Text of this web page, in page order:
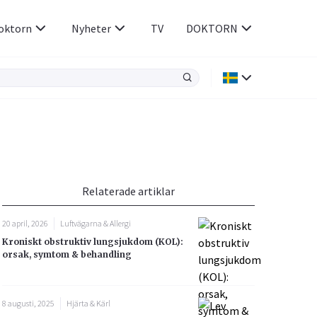
Rökavvänjning
Rörelseapparaten
Sex & Samliv
Sömn & Stress
Nyheter TV DOKTORN
Relaterade artiklar
20 april, 2026
Luftvägarna & Allergi
Kroniskt obstruktiv lungsjukdom (KOL):
orsak, symtom & behandling
8 augusti, 2025
Hjärta & Kärl